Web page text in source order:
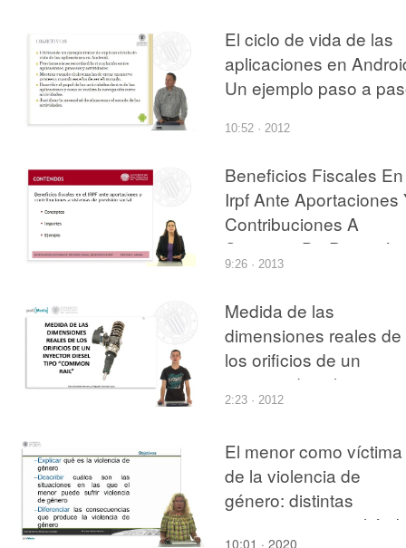
El ciclo de vida de las
aplicaciones en
Un ejemplo paso a
10:52 · 2012
Beneficios Fiscales
Irpf Ante Aportaciones
Contribuciones A
Sistemas De Previsión
Social
9:26 · 2013
Medida de las
dimensiones reales de
los orificios de un
inyector diesel tipo
\"common Rail\","El
proyecto que comenzó
en el 2010 en la
Técnica Superior de
2:23 · 2012
El menor como víctima
de la violencia de
género: distintas
perspectivas en el
10:01 · 2020